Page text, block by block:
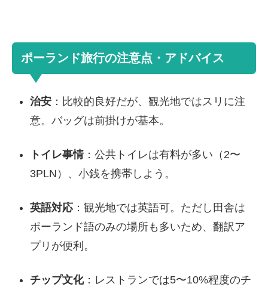
ポーランド旅行の注意点・アドバイス
治安：比較的良好だが、観光地ではスリに注
意。バッグは前掛けが基本。
トイレ事情：公共トイレは有料が多い（2〜
3PLN）、小銭を携帯しよう。
英語対応：観光地では英語可。ただし田舎は
ポーランド語のみの場所も多いため、翻訳ア
プリが便利。
チップ文化：レストランでは5〜10%程度のチ